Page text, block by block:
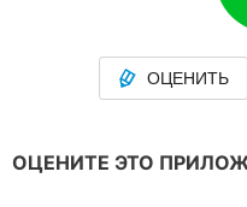
ОЦЕНИТЬ
ОЦЕНИТЕ ЭТО